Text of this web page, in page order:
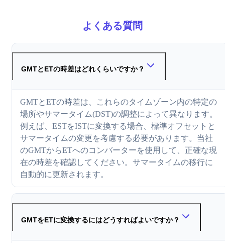
よくある質問
GMTとETの時差はどれくらいですか？
GMTとETの時差は、これらのタイムゾーン内の特定の
場所やサマータイム(DST)の調整によって異なります。
例えば、ESTをISTに変換する場合、標準オフセットと
サマータイムの変更を考慮する必要があります。当社
のGMTからETへのコンバーターを使用して、正確な現
在の時差を確認してください。サマータイムの移行に
自動的に更新されます。
GMTをETに変換するにはどうすればよいですか？